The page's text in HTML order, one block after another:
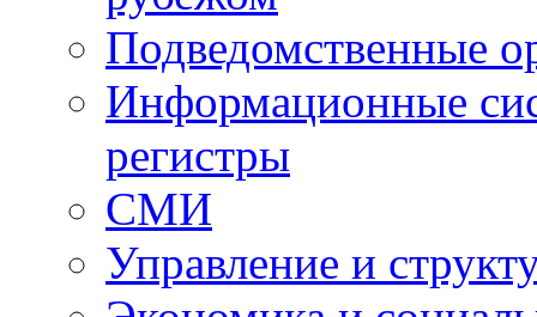
Подведомственные
Информационные
регистры
СМИ
Управление и